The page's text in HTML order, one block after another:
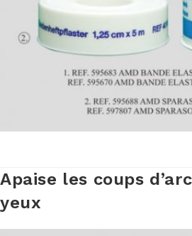
Apaise les coups
yeux